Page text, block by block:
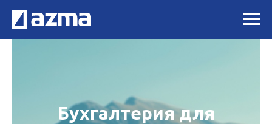
Бухгалтерия для